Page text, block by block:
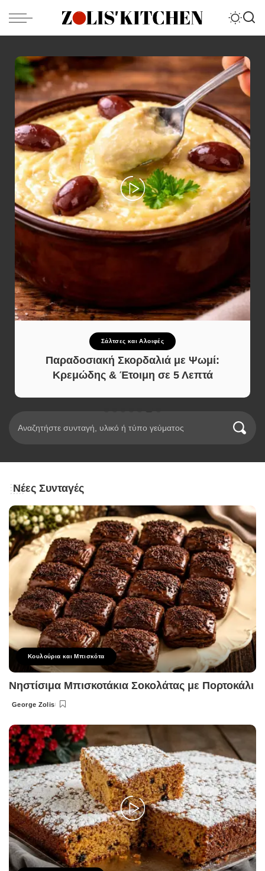
Σάλτσες και Αλοιφές
Παραδοσιακή Σκορδαλιά με Ψωμί:
Κρεμώδης & Έτοιμη σε 5 Λεπτά
Νέες Συνταγές
Κουλούρια και Μπισκότα
Νηστίσιμα Μπισκοτάκια Σοκολάτας με Πορτοκάλι
Posted
George Zolis